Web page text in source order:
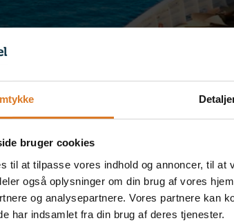
bruger cookies
til at tilpasse vores indhold og annoncer, til
også oplysninger om din brug af vores
og analysepartnere. Vores partnere kan
har indsamlet fra din brug af deres tjenester.